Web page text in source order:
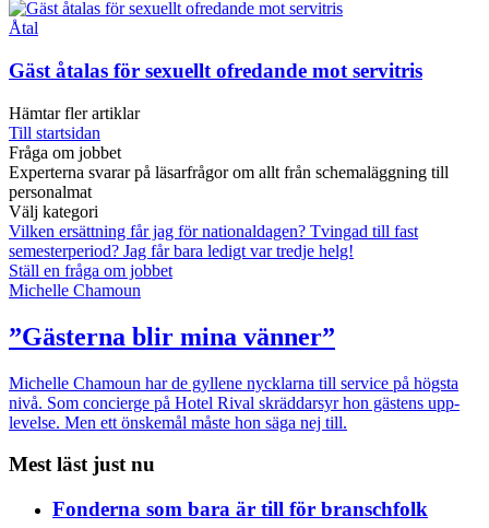
Åtal
Gäst åtalas för sexuellt ofredande mot servitris
Hämtar fler artiklar
Till startsidan
Fråga om jobbet
Experterna svarar på läsarfrågor om allt från schemaläggning till
personalmat
Välj kategori
Vilken ersättning får jag för nationaldagen? Tvingad till fast
semesterperiod? Jag får bara ledigt var tredje helg!
Ställ en fråga om jobbet
Michelle Chamoun
”Gästerna blir mina vänner”
Michelle Chamoun har de gyllene nycklarna till service på högsta
nivå. Som concierge på Hotel Rival skräddarsyr hon gästens upp­
levelse. Men ett önskemål måste hon säga nej till.
Mest läst just nu
Fonderna som bara är till för branschfolk